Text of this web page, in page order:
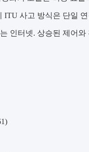
사고 방식은 단일
인터넷. 상승된 제어